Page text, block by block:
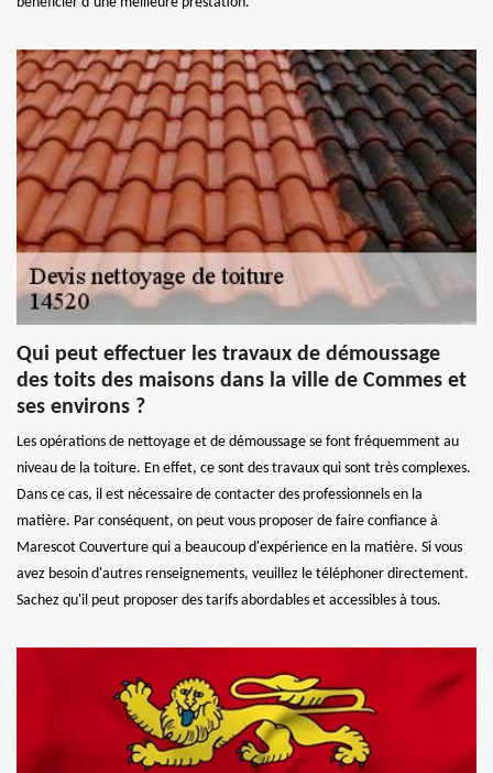
Qui peut effectuer les travaux de démoussage
des toits des maisons dans la ville de Commes et
ses environs ?
Les opérations de nettoyage et de démoussage se font fréquemment au
niveau de la toiture. En effet, ce sont des travaux qui sont très complexes.
Dans ce cas, il est nécessaire de contacter des professionnels en la
matière. Par conséquent, on peut vous proposer de faire confiance à
Marescot Couverture qui a beaucoup d'expérience en la matière. Si vous
avez besoin d'autres renseignements, veuillez le téléphoner directement.
Sachez qu'il peut proposer des tarifs abordables et accessibles à tous.